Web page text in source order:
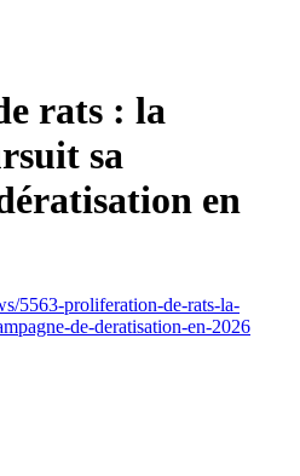
rats : la
sa
en
5563-proliferation-de-rats-la-
de-deratisation-en-2026